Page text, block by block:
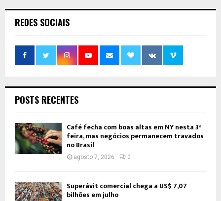
REDES SOCIAIS
POSTS RECENTES
Café fecha com boas altas em NY nesta 3ª
feira, mas negócios permanecem travados
no Brasil
agosto 7, 2026 0
Superávit comercial chega a US$ 7,07
bilhões em julho